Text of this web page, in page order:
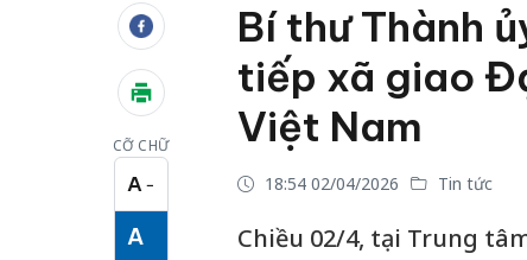
CỠ CHỮ
A −
Cỡ chữ nhỏ
A
Cỡ chữ vừa
Bí thư Thành
tiếp xã giao
Việt Nam
18:54 02/04/2026 Tin tức
Chiều 02/4, tại Trung